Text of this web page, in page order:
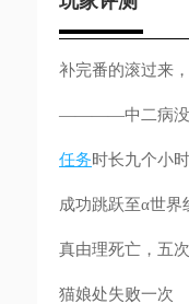
补完番的滚过来
————中二病
任务时长九个小时
成功跳跃至α世界
真由理死亡，五次
猫娘处失败一次